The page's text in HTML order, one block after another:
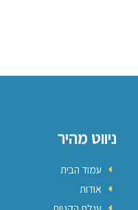
ניווט מהיר
עמוד הבית
אודות